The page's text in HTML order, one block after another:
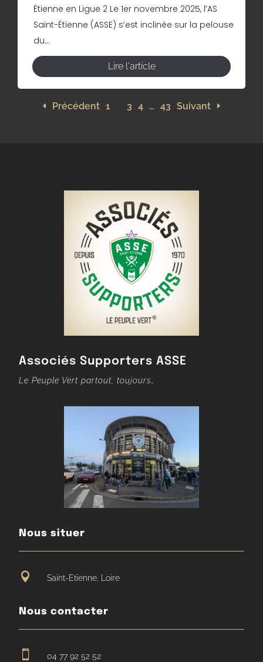
Étienne en Ligue 2 Le 1er novembre 2025, l’AS
Saint-Étienne (ASSE) s’est inclinée sur la pelouse
du...
Lire l'article
Précédent 1 3 4 … 43 Suivant
Associés Supporters ASSE
Le Peuple Vert partout, toujours…
Nous situer
 Saint-Etienne, Loire
Nous contacter
 04 77 92 52 52